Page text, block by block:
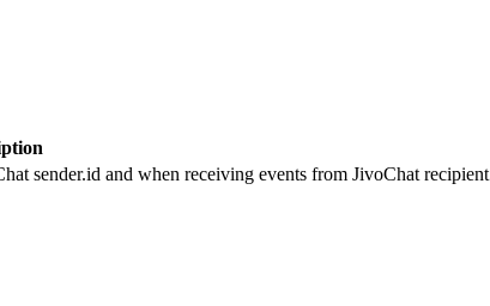
sender.id and when receiving events from JivoChat